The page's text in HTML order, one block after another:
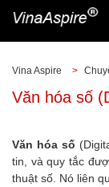
Vina Aspire >
Văn hóa số
Văn hóa số
tin, và quy tắc
thuật số. Nó liên